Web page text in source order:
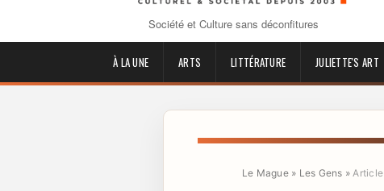
Société et Culture sans déconfitures
À LA UNE ARTS LITTÉRATURE JULIETTE'S ART
Le Mague» Les Gens » Article